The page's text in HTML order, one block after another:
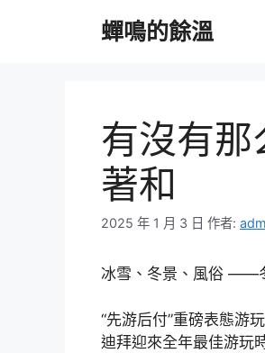
蟬鳴的餘溫
有沒有
著和
2025 年 1 月 3 日 作者:
冰雪、冬景、風俗 ——
“先游后付”重磅表態游
迪拜迎來全年最佳游玩